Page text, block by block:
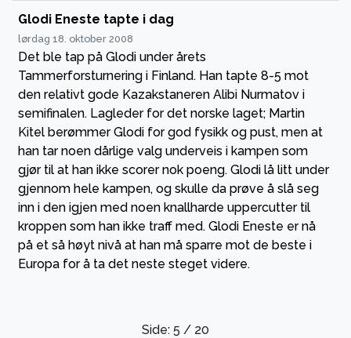
Glodi Eneste tapte i dag
lørdag 18. oktober 2008
Det ble tap på Glodi under årets
Tammerforsturnering i Finland. Han tapte 8-5 mot
den relativt gode Kazakstaneren Alibi Nurmatov i
semifinalen. Lagleder for det norske laget; Martin
Kitel berømmer Glodi for god fysikk og pust, men at
han tar noen dårlige valg underveis i kampen som
gjør til at han ikke scorer nok poeng. Glodi lå litt under
gjennom hele kampen, og skulle da prøve å slå seg
inn i den igjen med noen knallharde uppercutter til
kroppen som han ikke traff med. Glodi Eneste er nå
på et så høyt nivå at han må sparre mot de beste i
Europa for å ta det neste steget videre.
Side: 5 / 20